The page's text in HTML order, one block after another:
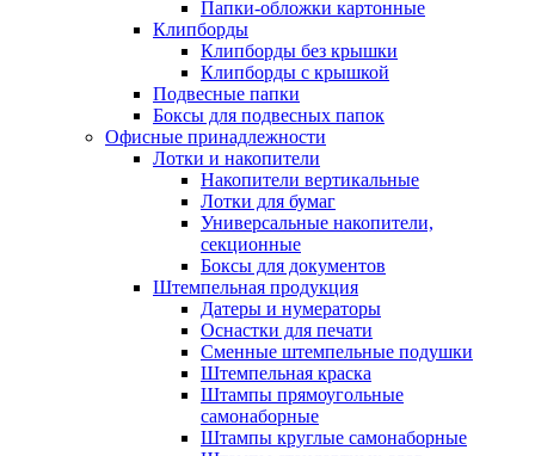
Папки-обложки картонные
Клипборды
Клипборды без крышки
Клипборды с крышкой
Подвесные папки
Боксы для подвесных папок
Офисные принадлежности
Лотки и накопители
Накопители вертикальные
Лотки для бумаг
Универсальные накопители,
секционные
Боксы для документов
Штемпельная продукция
Датеры и нумераторы
Оснастки для печати
Сменные штемпельные подушки
Штемпельная краска
Штампы прямоугольные
самонаборные
Штампы круглые самонаборные